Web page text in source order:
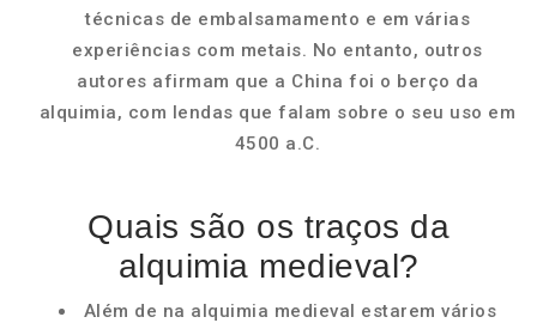
técnicas de embalsamamento e em várias
experiências com metais. No entanto, outros
autores afirmam que a China foi o berço da
alquimia, com lendas que falam sobre o seu uso em
4500 a.C.
Quais são os traços da
alquimia medieval?
Além de na alquimia medieval estarem vários